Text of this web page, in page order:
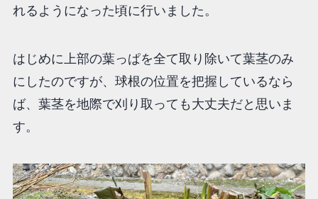
れるようになった頃に行いました。
はじめに上部の葉っぱを全て取り除いて葉茎のみ
にしたのですが、球根の位置を把握しているなら
ば、葉茎を地際で刈り取っても大丈夫だと思いま
す。